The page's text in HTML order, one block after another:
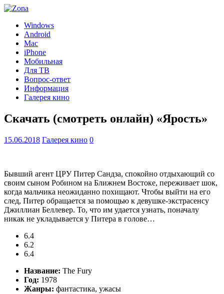
Windows
Android
Mac
iPhone
Мобильная
Для ТВ
Вопрос-ответ
Информация
Галерея кино
Скачать (смотреть онлайн) «Ярость»
15.06.2018 Галерея кино 0
Бывший агент ЦРУ Питер Сандза, спокойно отдыхающий со
своим сыном Робином на Ближнем Востоке, переживает шок,
когда мальчика неожиданно похищают. Чтобы выйти на его
след, Питер обращается за помощью к девушке-экстрасенсу
Джиллиан Беллевер. То, что им удается узнать, поначалу
никак не укладывается у Питера в голове…
6.4
6.2
6.4
Название: The Fury
Год: 1978
Жанры: фантастика, ужасы